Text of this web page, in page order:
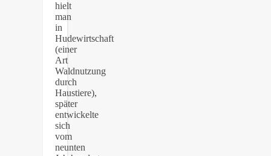
hielt
man
in
Hudewirtschaft
(einer
Art
Waldnutzung
durch
Haustiere),
später
entwickelte
sich
vom
neunten